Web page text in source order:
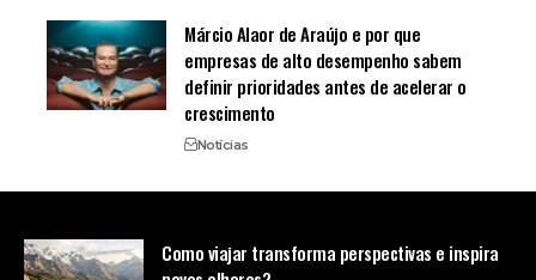
Márcio Alaor de Araújo e por que
empresas de alto desempenho sabem
definir prioridades antes de acelerar o
crescimento
Notícias
Como viajar transforma perspectivas e inspira